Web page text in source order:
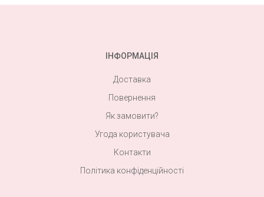
ІНФОРМАЦІЯ
Доставка
Повернення
Як замовити?
Угода користувача
Контакти
Політика конфіденційності